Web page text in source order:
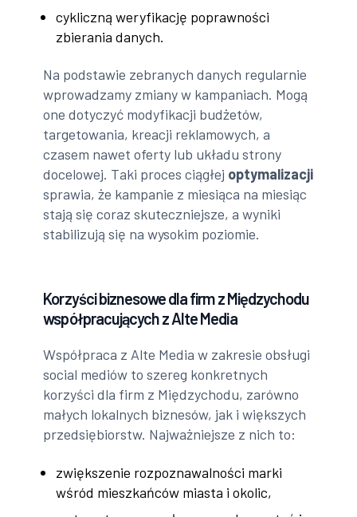
cykliczną weryfikację poprawności
zbierania danych.
Na podstawie zebranych danych regularnie
wprowadzamy zmiany w kampaniach. Mogą
one dotyczyć modyfikacji budżetów,
targetowania, kreacji reklamowych, a
czasem nawet oferty lub układu strony
docelowej. Taki proces ciągłej optymalizacji
sprawia, że kampanie z miesiąca na miesiąc
stają się coraz skuteczniejsze, a wyniki
stabilizują się na wysokim poziomie.
Korzyści biznesowe dla firm z Międzychodu
współpracujących z Alte Media
Współpraca z Alte Media w zakresie obsługi
social mediów to szereg konkretnych
korzyści dla firm z Międzychodu, zarówno
małych lokalnych biznesów, jak i większych
przedsiębiorstw. Najważniejsze z nich to:
zwiększenie rozpoznawalności marki
wśród mieszkańców miasta i okolic,